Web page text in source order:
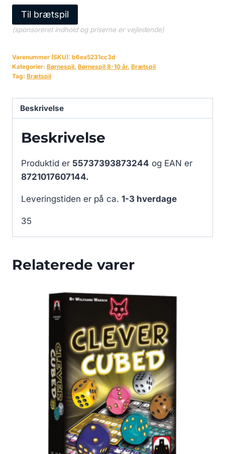
Til brætspil
(sponsoreret indhold og priserne er vejledende)
Varenummer (SKU): b6ea5231cc3d
Kategorier: Børnespil, Børnespil 8-10 år, Brætspil
Tag: Brætspil
Beskrivelse
Beskrivelse
Produktid er 55737393873244 og EAN er
8721017607144.
Leveringstiden er på ca. 1-3 hverdage
35
Relaterede varer